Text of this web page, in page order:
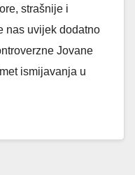
strašnije i
nas uvijek dodatno
Jovane
ismijavanja u